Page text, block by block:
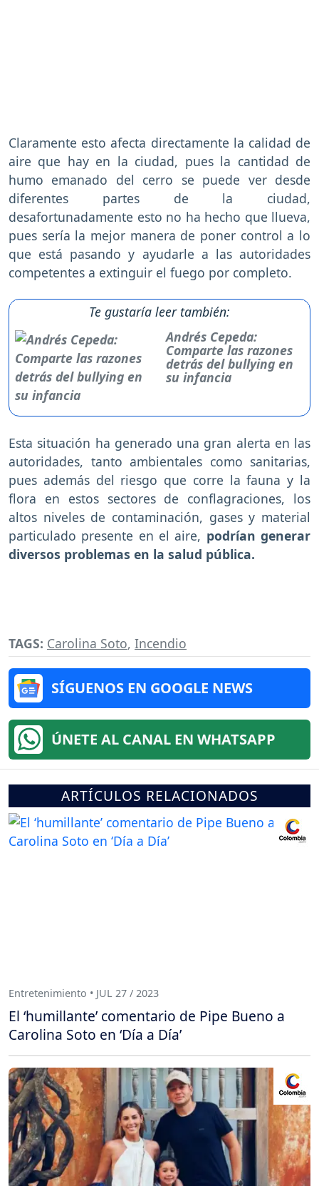
Claramente esto afecta directamente la calidad de
aire que hay en la ciudad, pues la cantidad de
humo emanado del cerro se puede ver desde
diferentes partes de la ciudad,
desafortunadamente esto no ha hecho que llueva,
pues sería la mejor manera de poner control a lo
que está pasando y ayudarle a las autoridades
competentes a extinguir el fuego por completo.
Te gustaría leer también:
Andrés Cepeda:
Comparte las razones
detrás del bullying en
su infancia
Esta situación ha generado una gran alerta en las
autoridades, tanto ambientales como sanitarias,
pues además del riesgo que corre la fauna y la
flora en estos sectores de conflagraciones, los
altos niveles de contaminación, gases y material
particulado presente en el aire, podrían generar
diversos problemas en la salud pública.
TAGS: Carolina Soto, Incendio
SÍGUENOS EN GOOGLE NEWS
ÚNETE AL CANAL EN WHATSAPP
ARTÍCULOS RELACIONADOS
Entretenimiento • JUL 27 / 2023
El ‘humillante’ comentario de Pipe Bueno a
Carolina Soto en ‘Día a Día’